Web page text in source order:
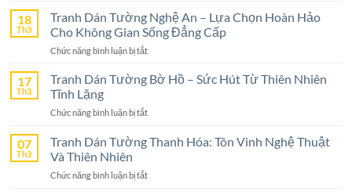
Dán
Tường
Ninh
Bình
Lựa
Không
Sống
18
Th3
Tranh Dán Tường Nghệ An – Lựa Chọn Hoàn Hảo
Cho Không Gian Sống Đẳng Cấp
Chức năng bình luận bị tắtở
Dán
An
Lựa
17
Th3
Tranh Dán Tường Bờ Hồ – Sức Hút Từ Thiên Nhiên
Tĩnh Lặng
Chức năng bình luận bị tắtở
Dán
Hồ
07
Th3
Tranh Dán Tường Thanh Hóa: Tôn Vinh Nghệ Thuật
Và Thiên Nhiên
Chức năng bình luận bị tắtở